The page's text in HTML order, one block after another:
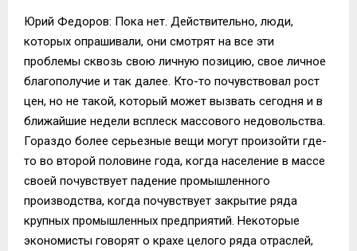
Юрий Федоров: Пока нет. Действительно, люди,
которых опрашивали, они смотрят на все эти
проблемы сквозь свою личную позицию, свое личное
благополучие и так далее. Кто-то почувствовал рост
цен, но не такой, который может вызвать сегодня и в
ближайшие недели всплеск массового недовольства.
Гораздо более серьезные вещи могут произойти где-
то во второй половине года, когда население в массе
своей почувствует падение промышленного
производства, когда почувствует закрытие ряда
крупных промышленных предприятий. Некоторые
экономисты говорят о крахе целого ряда отраслей,